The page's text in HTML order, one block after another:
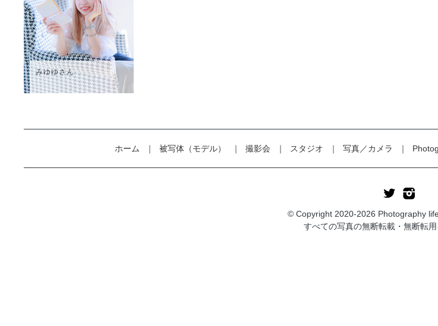
みゆゆさん
ホーム 被写体（モデル） 撮影会 スタジオ 写真／カメラ
© Copyright 2020-2026 Photography
すべての写真の無断転載・無断転用